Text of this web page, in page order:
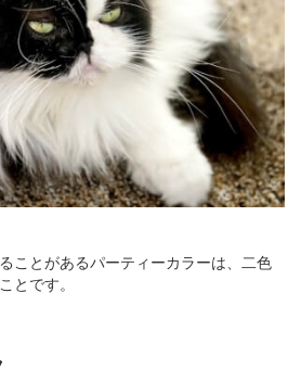
ことがあるパーティーカラーは、二色
とです。